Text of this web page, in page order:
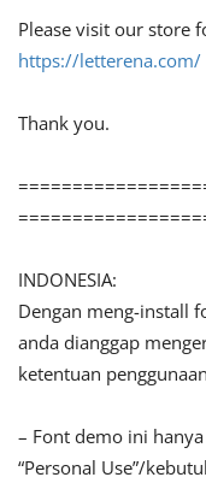
Please visit our store
https://letterena.com/
Thank you.
INDONESIA:
Dengan meng-install
anda dianggap
ketentuan
– Font demo ini
“Personal Use”/